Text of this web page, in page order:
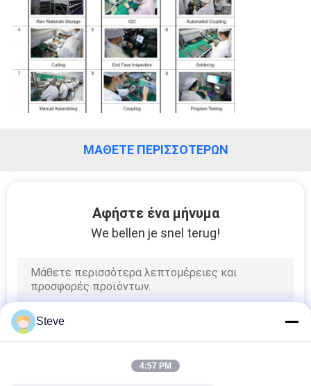
ΖΗΤΉΣΤΕ
ΜΙΑ
ΠΡΟΣΦΟΡΆ
SITEMAP
ΠΟΛΙΤΙΚΉΜΆΘΕΤΕ ΠΕΡΙΣΣΌΤΕΡΩΝ
Αφήστε ένα μήνυμα
We bellen je snel terug!
Steve
4:57 PM